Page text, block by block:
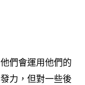
們會運用他們的
力，但對一些後